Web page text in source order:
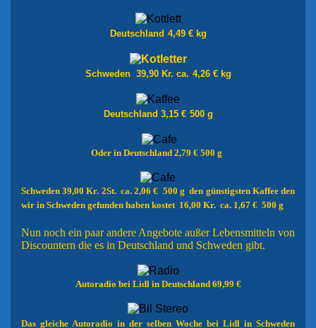
Deutschland 4,49 € kg
Schweden 39,90 Kr. ca. 4,26 € kg
Deutschland 3,15 € 500 g
Oder in Deutschland 2,79 € 500 g
Schweden 39,00 Kr. 2St. ca. 2,06 € 500 g den günstigsten Kaffee den
wir in Schweden gefunden haben kostet 16,00 Kr. ca. 1,67 € 500 g
Nun noch ein paar andere Angebote außer Lebensmitteln von
Discountern die es in Deutschland und Schweden gibt.
Autoradio bei Lidl in Deutschland 69,99 €
Das gleiche Autoradio in der selben Woche bei Lidl in Schweden